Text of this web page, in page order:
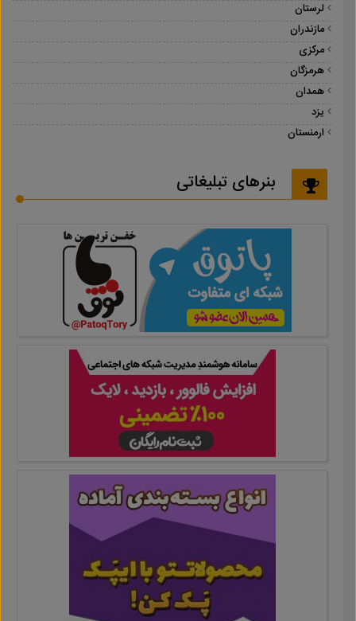
لرستان
مازندران
مرکزی
هرمزگان
همدان
یزد
ارمنستان
بنرهای تبلیغاتی